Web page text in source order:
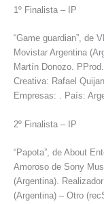
1º Finalista – IP
“Game guardian”, de
Movistar Argentina
Martín Donozo.
Creativa: Rafael
Empresas: . País:
2º Finalista – IP
“Papota”, de About
Amoroso de Sony
(Argentina).
(Argentina) – Otro